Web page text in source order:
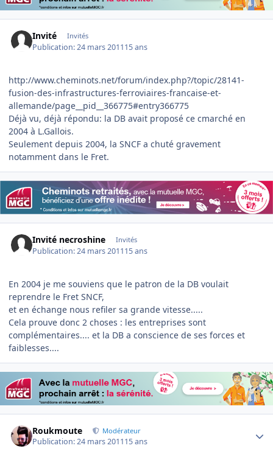
Invité Invités
Publication:24 mars 201115 ans
http://www.cheminots.net/forum/index.php?/topic/28141-
fusion-des-infrastructures-ferroviaires-francaise-et-
allemande/page__pid__366775#entry366775
Déjà vu, déjà répondu: la DB avait proposé ce cmarché en
2004 à L.Gallois.
Seulement depuis 2004, la SNCF a chuté gravement
notamment dans le Fret.
Invité necroshine Invités
Publication:24 mars 201115 ans
En 2004 je me souviens que le patron de la DB voulait
reprendre le Fret SNCF,
et en échange nous refiler sa grande vitesse.....
Cela prouve donc 2 choses : les entreprises sont
complémentaires.... et la DB a conscience de ses forces et
faiblesses....
Roukmoute Modérateur
Publication:24 mars 201115 ans